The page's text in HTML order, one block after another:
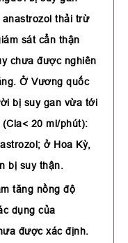
thải trừ
sát cẩn thận
chưa được nghiên
Ở Vương quốc
bị suy gan vừa tới
20 ml/phút):
ở Hoa Kỳ,
bị suy thận.
tăng nồng độ
dụng của
được xác định.